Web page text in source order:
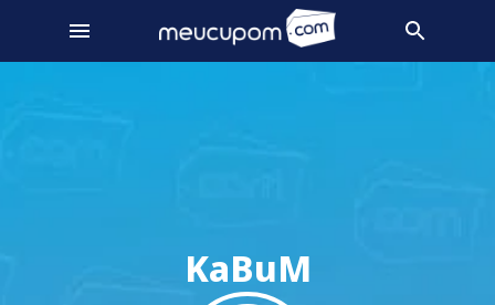
KaBuM